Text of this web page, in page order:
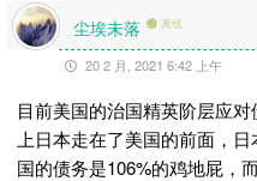
尘埃未落 离线
20 2 月, 2021 6:42 上午
目前美国的治国精英阶层应
上日本走在了美国的前面，
国的债务是106%的鸡地屁，